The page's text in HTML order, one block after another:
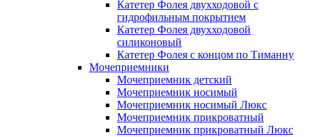
Катетер Фолея двухходовой с
гидрофильным покрытием
Катетер Фолея двухходовой
силиконовый
Катетер Фолея с концом по Тиманну
Мочеприемники
Мочеприемник детский
Мочеприемник носимый
Мочеприемник носимый Люкс
Мочеприемник прикроватный
Мочеприемник прикроватный Люкс